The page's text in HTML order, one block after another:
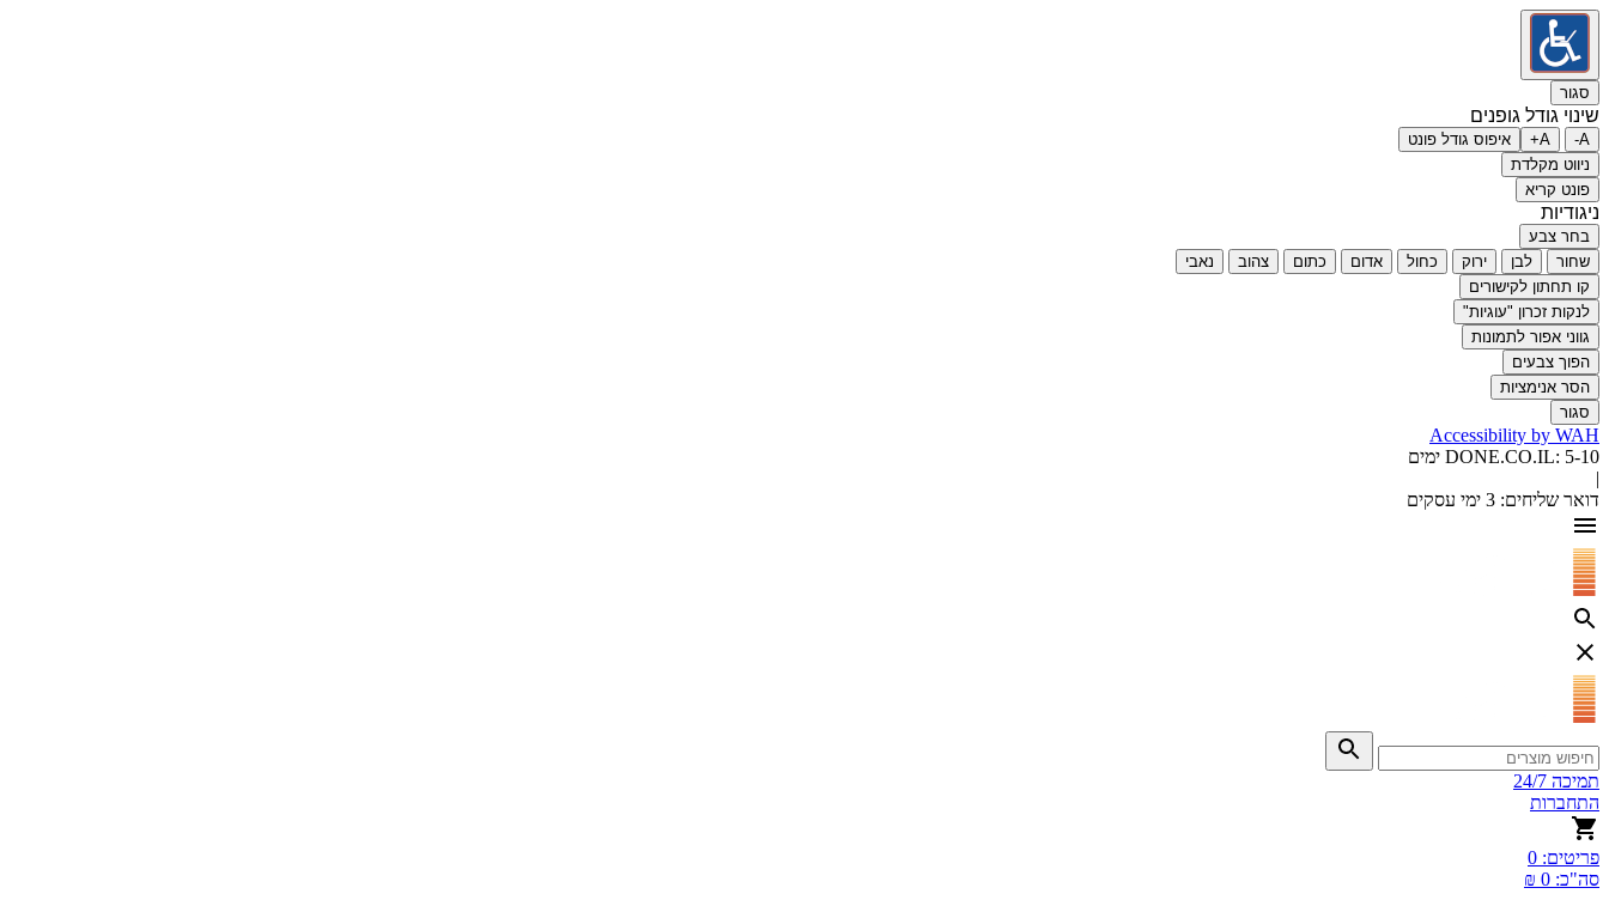
סגור
שינוי גודל גופנים
A-
A+
איפוס גודל פונט
ניווט מקלדת
פונט קריא
ניגודיות
בחר צבע
שחור
לבן ירוק כחול אדום כתום צהוב
נאבי
קו תחתון לקישורים
לנקות זכרון "עוגיות"
גווני אפור לתמונות
הפוך צבעים
הסר אנימציות
סגור
Accessibility by WAH
DONE.CO.IL: 5-10 ימים
|
דואר שליחים: 3 ימי עסקים
תמיכה 24/7
התחברות
פריטים: 0
סה"כ: 0 ₪